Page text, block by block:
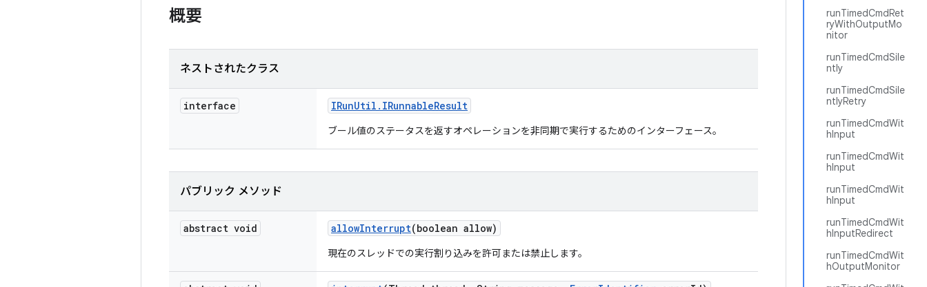
runTimedCmdRet
ryWithOutputMo
nitor
runTimedCmdSile
ntly
runTimedCmdSile
ntlyRetry
runTimedCmdWit
hInput
runTimedCmdWit
hInput
runTimedCmdWit
hInput
runTimedCmdWit
hInputRedirect
runTimedCmdWit
hOutputMonitor
概要
ネストされたクラス
interface IRunUtil . IRunnableResult
ブール値のステータスを返すオペレーションを非同期で実行するためのインターフェース。
パブリック メソッド
abstract void allowInterrupt(boolean allow)
現在のスレッドでの実行割り込みを許可または禁止します。